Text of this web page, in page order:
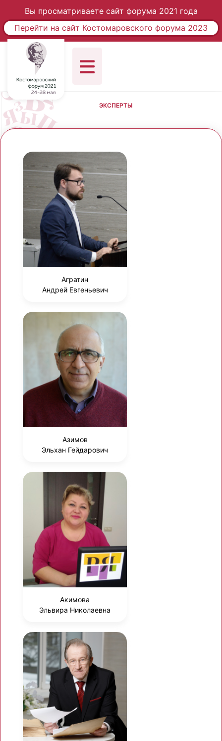
Вы просматриваете сайт форума 2021 года
Перейти на сайт Костомаровского форума 2023
ЭКСПЕРТЫ
Агратин
Андрей Евгеньевич
Азимов
Эльхан Гейдарович
Акимова
Эльвира Николаевна